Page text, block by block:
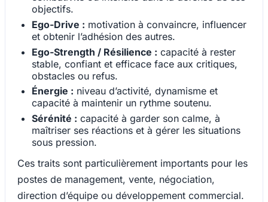
objectifs.
Ego-Drive : motivation à convaincre, influencer
et obtenir l’adhésion des autres.
Ego-Strength / Résilience : capacité à rester
stable, confiant et efficace face aux critiques,
obstacles ou refus.
Énergie : niveau d’activité, dynamisme et
capacité à maintenir un rythme soutenu.
Sérénité : capacité à garder son calme, à
maîtriser ses réactions et à gérer les situations
sous pression.
Ces traits sont particulièrement importants pour les
postes de management, vente, négociation,
direction d’équipe ou développement commercial.